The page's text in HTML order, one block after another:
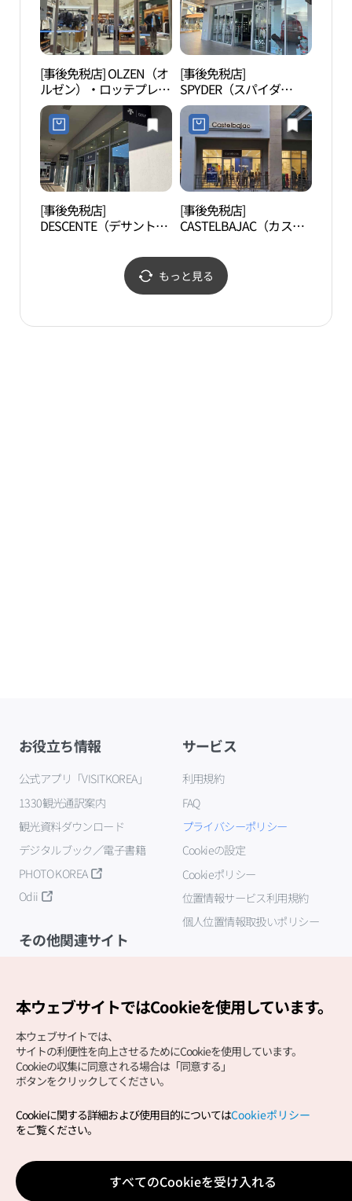
데프리미엄아울렛 김해
점)
[事後免税店] OLZEN（オ
ルゼン）・ロッテプレミ
アムアウトレットキムヘ
（金海）店(올젠 롯데프
리미엄아울렛 김해점)
[事後免税店]
SPYDER（スパイダ
ー）・ロッテプレミアム
アウトレットキムヘ（金
海）店(스파이더 롯데프
리미엄아울렛 김해점)
[事後免税店]
DESCENTE（デサント）
ムアウトレットキムヘ
（金海）店(데상트골프
롯데프리미엄아울렛 김
[事後免税店]
CASTELBAJAC（カステ
プレミアムアウトレット
キムヘ（金海）店(까스
텔바작 롯데프리미엄아
もっと見る
お役立ち情報
公式アプリ「VISITKOREA」
1330観光通訳案内
観光資料ダウンロード
デジタルブック／電子書籍
PHOTO KOREA
Odii
サービス
利用規約
FAQ
プライバシーポリシー
Cookieの設定
Cookieポリシー
位置情報サービス利用規約
個人位置情報取扱いポリシー
その他関連サイト
Copyright (c) Korea Tourism Organization All Rights
サイトエラー報告公式メール
japanese@knto.or.kr
本ウェブサイトではCookieを使用しています。
本ウェブサイトでは、
サイトの利便性を向上させるためにCookieを使用しています。
Cookieの収集に同意される場合は「同意する」
ボタンをクリックしてください。
Cookieに関する詳細および使用目的についてはCookieポリシー
をご覧ください。
すべてのCookieを受け入れる